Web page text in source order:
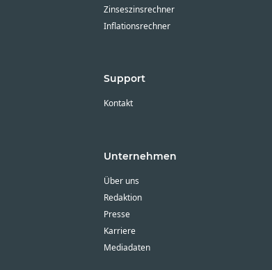
Zinseszinsrechner
Inflationsrechner
Support
Kontakt
Unternehmen
Über uns
Redaktion
Presse
Karriere
Mediadaten